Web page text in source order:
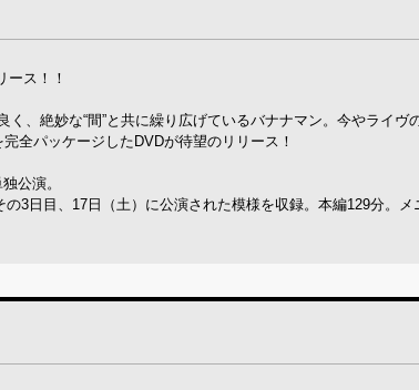
ース！！
、絶妙な“間”と共に繰り広げているバナナマン。今やライヴ
全パッケージしたDVDが待望のリリース！
公演。
3日目、17日（土）に公演された模様を収録。本編129分。メ